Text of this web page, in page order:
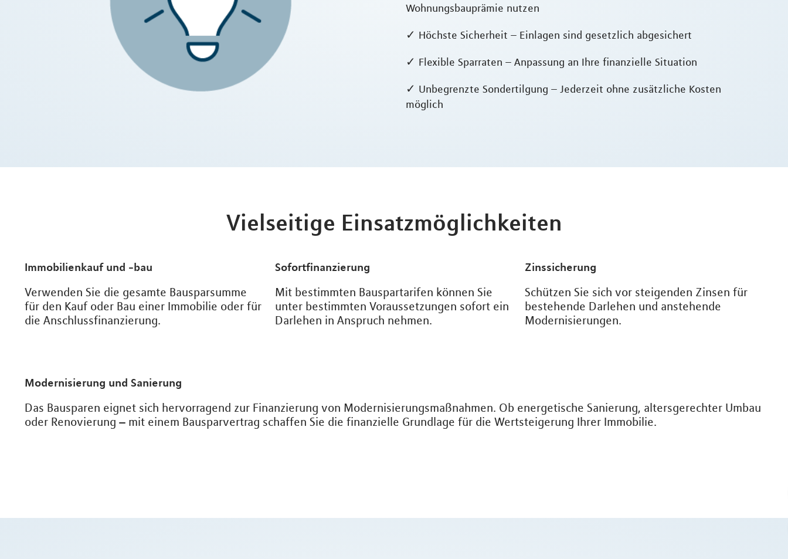
Wohnungsbauprämie nutzen
✓ Höchste Sicherheit – Einlagen sind gesetzlich abgesichert
✓ Flexible Sparraten – Anpassung an Ihre finanzielle Situation
✓ Unbegrenzte Sondertilgung – Jederzeit ohne zusätzliche Kosten
möglich
Vielseitige Einsatzmöglichkeiten
Immobilienkauf und -bau
Verwenden Sie die gesamte Bausparsumme
für den Kauf oder Bau einer Immobilie oder für
die Anschlussfinanzierung.
Sofortfinanzierung
Mit bestimmten Bauspartarifen können Sie
unter bestimmten Voraussetzungen sofort ein
Darlehen in Anspruch nehmen.
Zinssicherung
Schützen Sie sich vor steigenden Zinsen für
bestehende Darlehen und anstehende
Modernisierungen.
Modernisierung und Sanierung
Das Bausparen eignet sich hervorragend zur Finanzierung von Modernisierungsmaßnahmen. Ob energetische Sanierung, altersgerechter Umbau
oder Renovierung – mit einem Bausparvertrag schaffen Sie die finanzielle Grundlage für die Wertsteigerung Ihrer Immobilie.